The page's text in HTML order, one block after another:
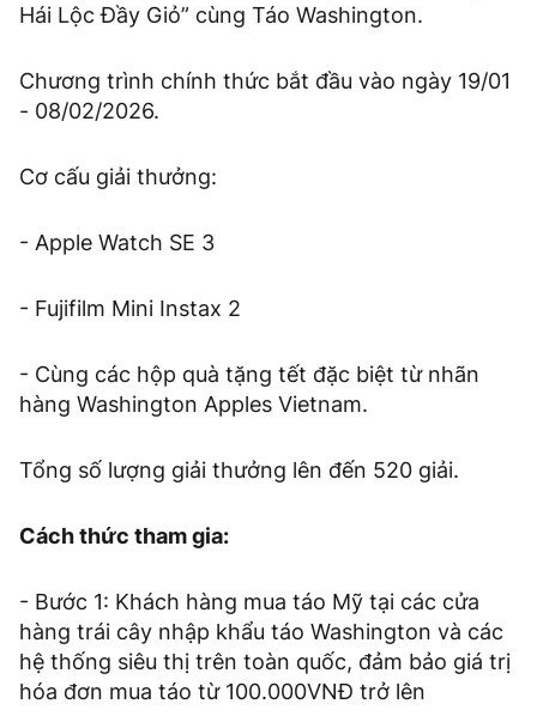
Hái Lộc Đầy Giỏ” cùng Táo Washington.
Chương trình chính thức bắt đầu vào ngày 19/01
- 08/02/2026.
Cơ cấu giải thưởng:
- Apple Watch SE 3
- Fujifilm Mini Instax 2
- Cùng các hộp quà tặng tết đặc biệt từ nhãn
hàng Washington Apples Vietnam.
Tổng số lượng giải thưởng lên đến 520 giải.
Cách thức tham gia:
- Bước 1: Khách hàng mua táo Mỹ tại các cửa
hàng trái cây nhập khẩu táo Washington và các
hệ thống siêu thị trên toàn quốc, đảm bảo giá trị
hóa đơn mua táo từ 100.000VNĐ trở lên